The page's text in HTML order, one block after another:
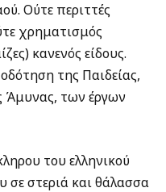
Ούτε περιττές
χρηματισμός
κανενός είδους.
της Παιδείας,
Άμυνας, των έργων
του ελληνικού
σε στεριά και θάλασσα